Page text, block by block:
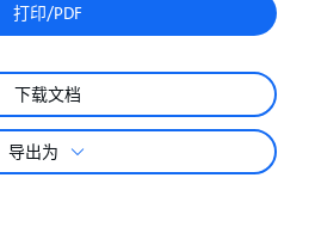
打印/PDF
下载文档
导出为